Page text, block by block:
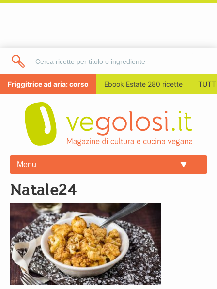
Friggitrice ad aria: corso Ebook Estate 280 ricette
Menu
natale24